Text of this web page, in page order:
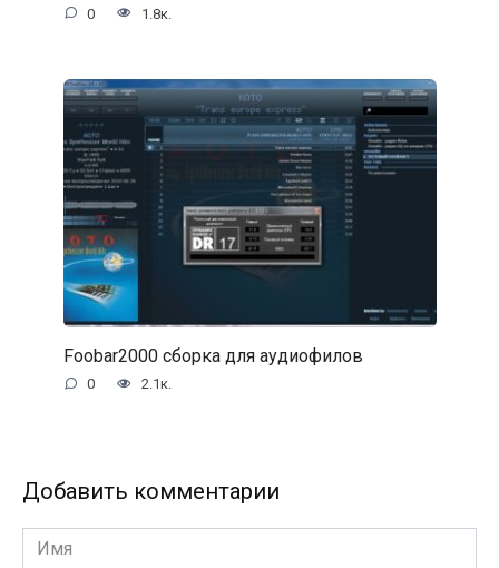
0 1.8к.
Foobar2000 сборка для аудиофилов
0 2.1к.
Добавить комментарии
Имя